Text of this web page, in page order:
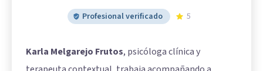
Profesional verificado 5
Karla Melgarejo Frutos, psicóloga clínica y